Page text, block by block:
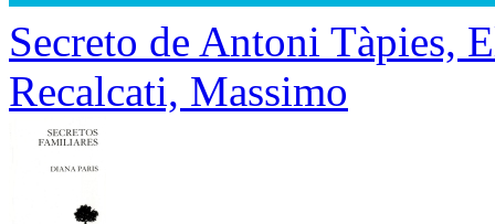
Secreto de Antoni Tàpies,
Recalcati, Massimo